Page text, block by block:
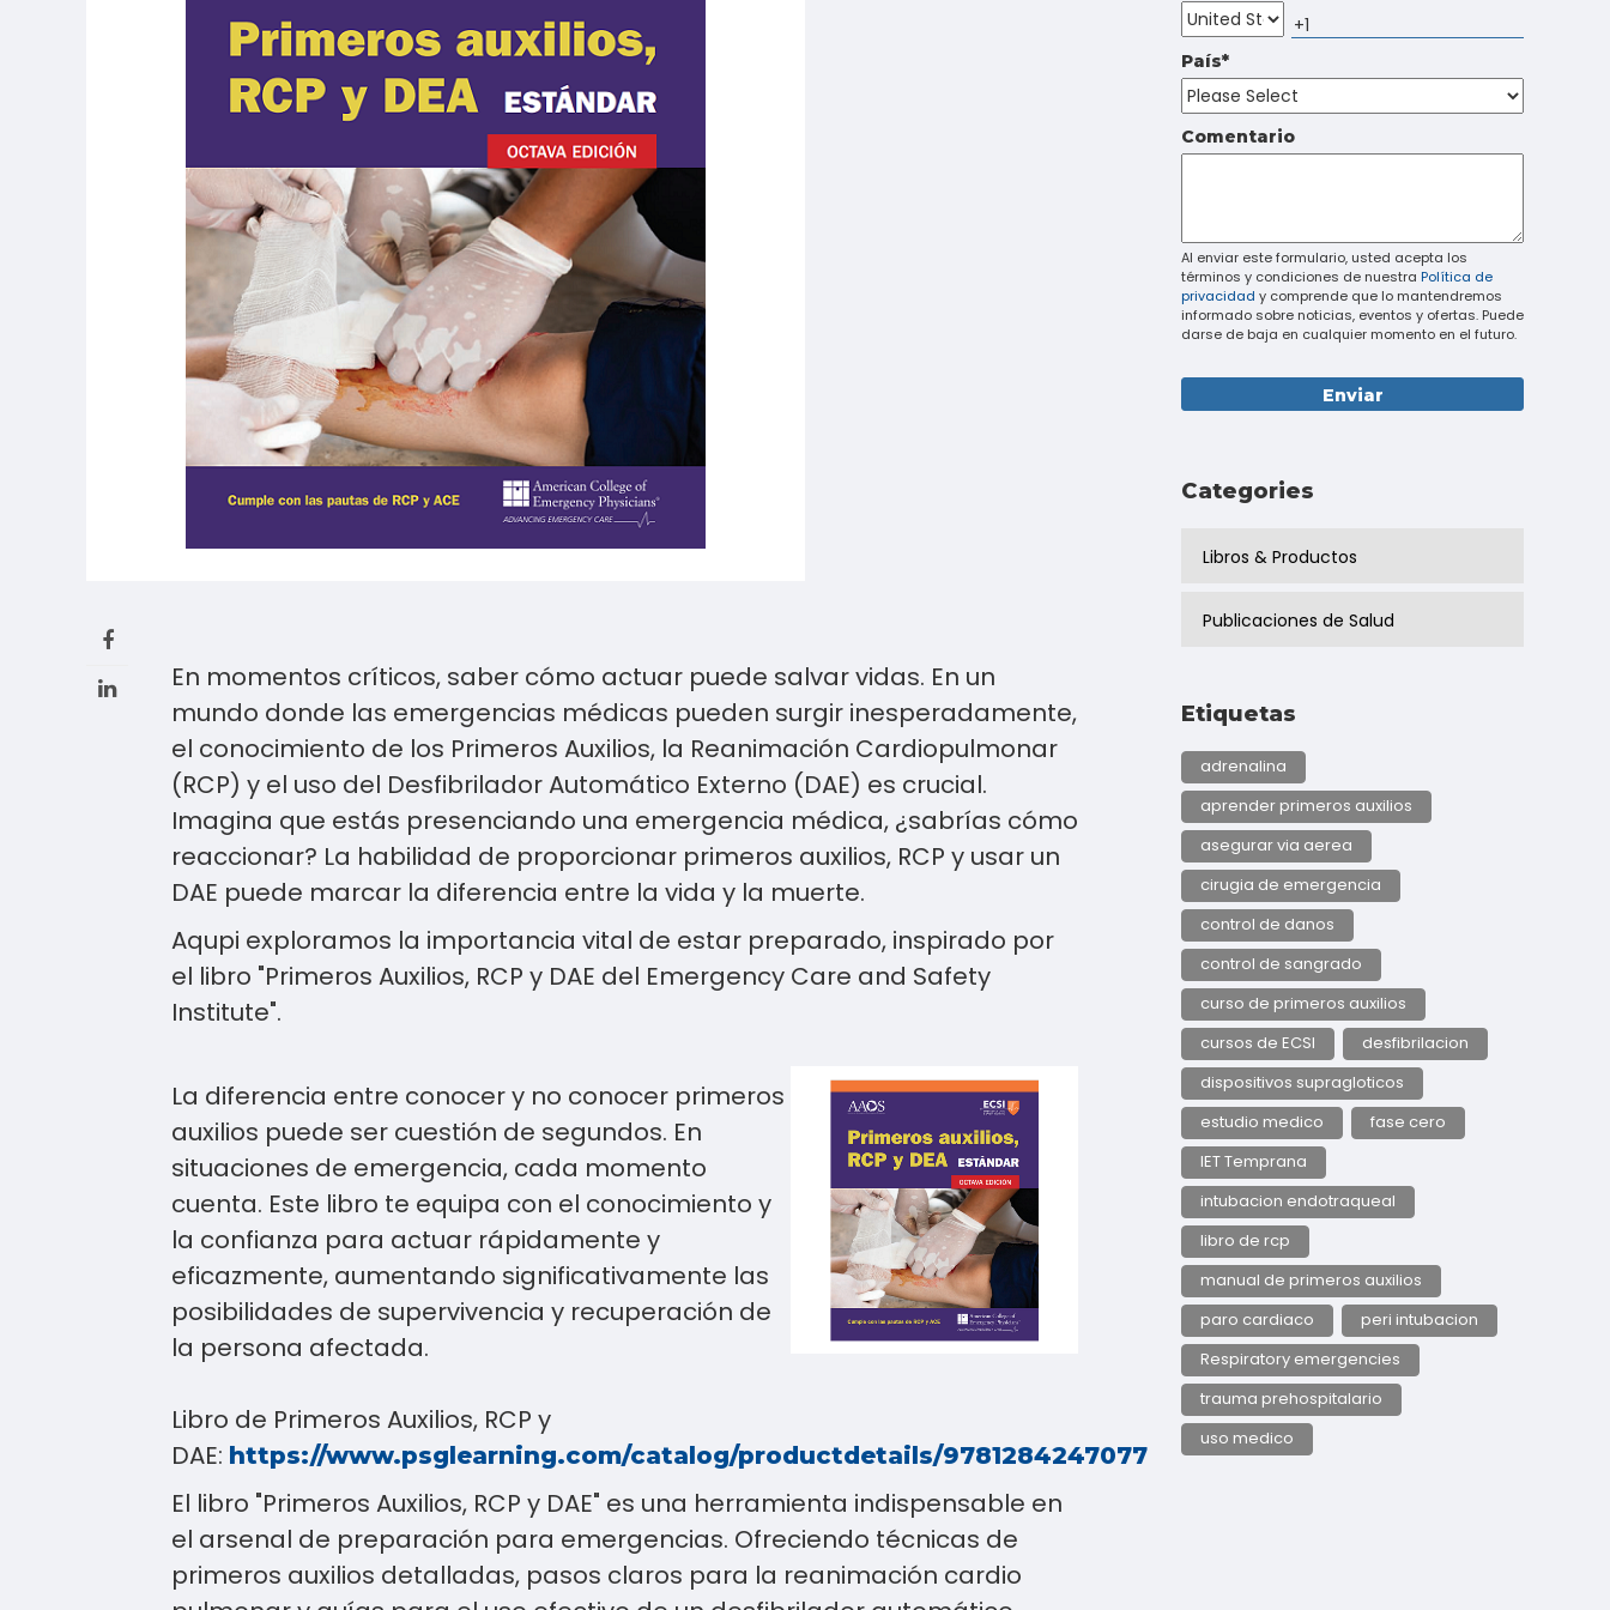
Touch
device
can
use
touch
and
En momentos críticos, saber cómo actuar puede salvar vidas. En un
mundo donde las emergencias médicas pueden surgir inesperadamente,
el conocimiento de los Primeros Auxilios, la Reanimación Cardiopulmonar
(RCP) y el uso del Desfibrilador Automático Externo (DAE) es crucial.
Imagina que estás presenciando una emergencia médica, ¿sabrías cómo
reaccionar? La habilidad de proporcionar primeros auxilios, RCP y usar un
DAE puede marcar la diferencia entre la vida y la muerte.
Aqupi exploramos la importancia vital de estar preparado, inspirado por
el libro "Primeros Auxilios, RCP y DAE del Emergency Care and Safety
Institute".
La diferencia entre conocer y no conocer primeros
auxilios puede ser cuestión de segundos. En
situaciones de emergencia, cada momento
cuenta. Este libro te equipa con el conocimiento y
la confianza para actuar rápidamente y
eficazmente, aumentando significativamente las
posibilidades de supervivencia y recuperación de
la persona afectada.
Libro de Primeros Auxilios, RCP y
DAE: https://www.psglearning.com/catalog/productdetails/9781284247077
El libro "Primeros Auxilios, RCP y DAE" es una herramienta indispensable en
el arsenal de preparación para emergencias. Ofreciendo técnicas de
primeros auxilios detalladas, pasos claros para la reanimación cardio
País*
Comentario
Al enviar este formulario, usted acepta los
términos y condiciones de nuestra Política de
privacidad y comprende que lo mantendremos
informado sobre noticias, eventos y ofertas. Puede
darse de baja en cualquier momento en el futuro.
Categories
Libros & Productos
Publicaciones de Salud
Etiquetas
adrenalina
aprender primeros auxilios
asegurar via aerea
cirugia de emergencia
control de danos
control de sangrado
curso de primeros auxilios
cursos de ECSI
desfibrilacion
dispositivos supragloticos
estudio medico
fase cero
IET Temprana
intubacion endotraqueal
libro de rcp
manual de primeros auxilios
paro cardiaco
peri intubacion
Respiratory emergencies
trauma prehospitalario
uso medico